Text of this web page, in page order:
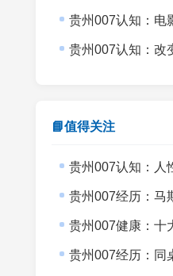
贵州007认知：电影《四
贵州007认知：改
📘值得关注
贵州007认知：人
贵州007经历：马斯克身家
贵州007健康：十
贵州007经历：同